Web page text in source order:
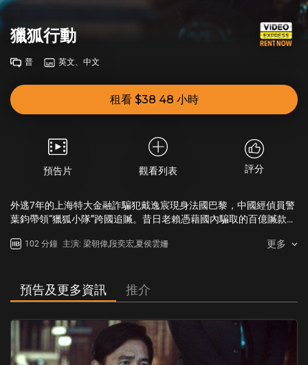
獵狐行動
普 英文、中文
租看 $38 48 小時
預告片 觀看列表 評分
外逃7年的上海特大金融詐騙犯戴逸宸現身法國巴黎，中國經偵員警
葉鈞帶領“獵狐小隊”跨國追贓。昔日老賴憑藉國內騙取的百億贓款躋
謎，街頭追殺、人體炸彈、惡徒設局圍剿，步步緊逼！當獵手淪為
102 分鐘 主演: 梁朝偉,段奕宏,夏侯雲姍 更多
預告及更多資訊 推介